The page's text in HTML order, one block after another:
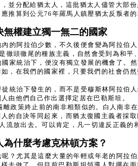
分配給猶太人，這批猶太人儘管大部
推算到公元76年羅馬人鎮壓猶太反叛者的
無權建立獨一無二的國家
的阿拉伯少數，不久後便會變為阿拉伯
頭徹尾的種族主義，自然會受到為和平
家統治下，便沒有獨立發展的機會了。
在我們的國家裡，只要我們的社會仍
治下發生的，而不是受穆斯林阿拉伯
由他們自己作出選擇定居在巴勒斯坦。
政策終止前的南非相類似的。白人南非
自決等同起來，而猶太復國主義者採
放出去。可以肯定，凡一切違反正義的
為什麼考慮克林頓方案？
？尤其是這麼大量的年輕或年老的阿拉